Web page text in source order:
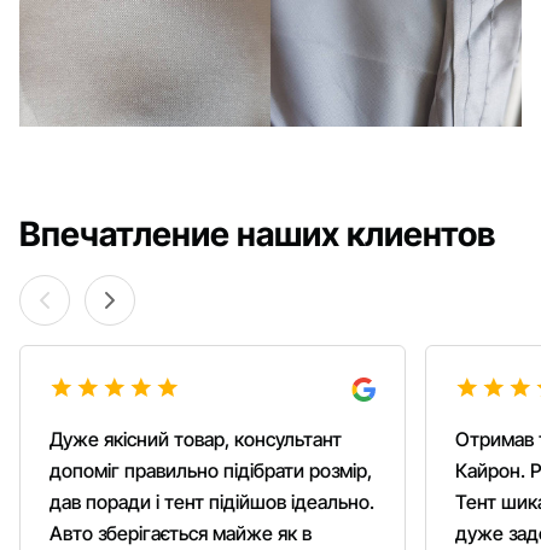
Впечатление наших клиентов
Дуже якісний товар, консультант
допоміг правильно підібрати розмір,
дав поради і тент підійшов ідеально.
Авто зберігається майже як в
Отримав
Кайрон.
Тент
дуже